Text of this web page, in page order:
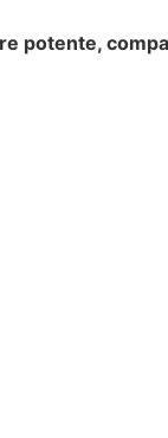
potente,